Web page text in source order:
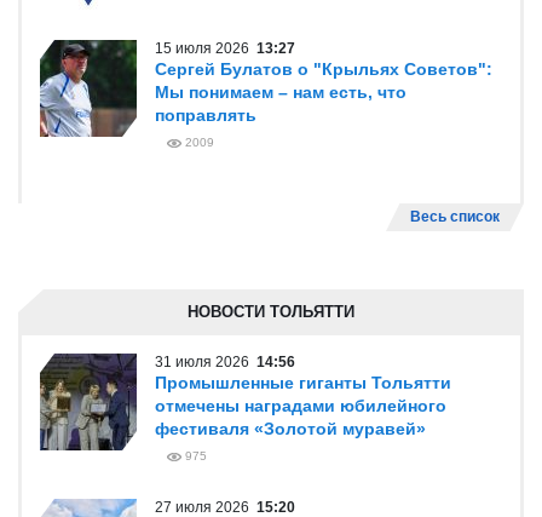
15 июля 2026 13:27
Сергей Булатов о "Крыльях Советов":
Мы понимаем – нам есть, что
поправлять
2009
Весь список
НОВОСТИ ТОЛЬЯТТИ
31 июля 2026 14:56
Промышленные гиганты Тольятти
отмечены наградами юбилейного
фестиваля «Золотой муравей»
975
27 июля 2026 15:20